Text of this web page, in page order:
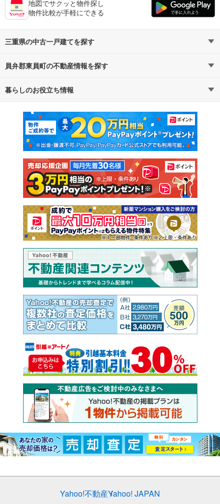
地図でサクッと物件探し
物件比較が手軽にできる
三重県の中古一戸建てを探す
路線・駅から探す
通勤・通学時間から探す
員弁郡東員町の不動産情報を探す
不動産・住宅
新築マンション 中古マンション
新築一戸建て 中古一戸建て
注文住宅 土地
売却査定
暮らしのお役立ち情報
マンションカタログ 教えて！住まいの先生
Yahoo!不動産Yahoo! JAPAN